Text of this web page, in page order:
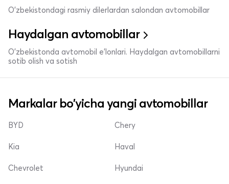
O'zbekistondagi rasmiy dilerlardan salondan avtomobillar
Haydalgan avtomobillar
O'zbekistonda avtomobil e’lonlari. Haydalgan avtomobillarni
sotib olish va sotish
Markalar bo'yicha yangi avtomobillar
BYD
Kia
Chevrolet
Chery
Haval
Hyundai